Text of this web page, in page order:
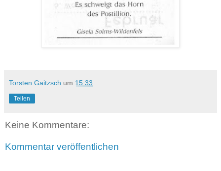
Torsten Gaitzsch um 15:33
Teilen
Keine Kommentare:
Kommentar veröffentlichen